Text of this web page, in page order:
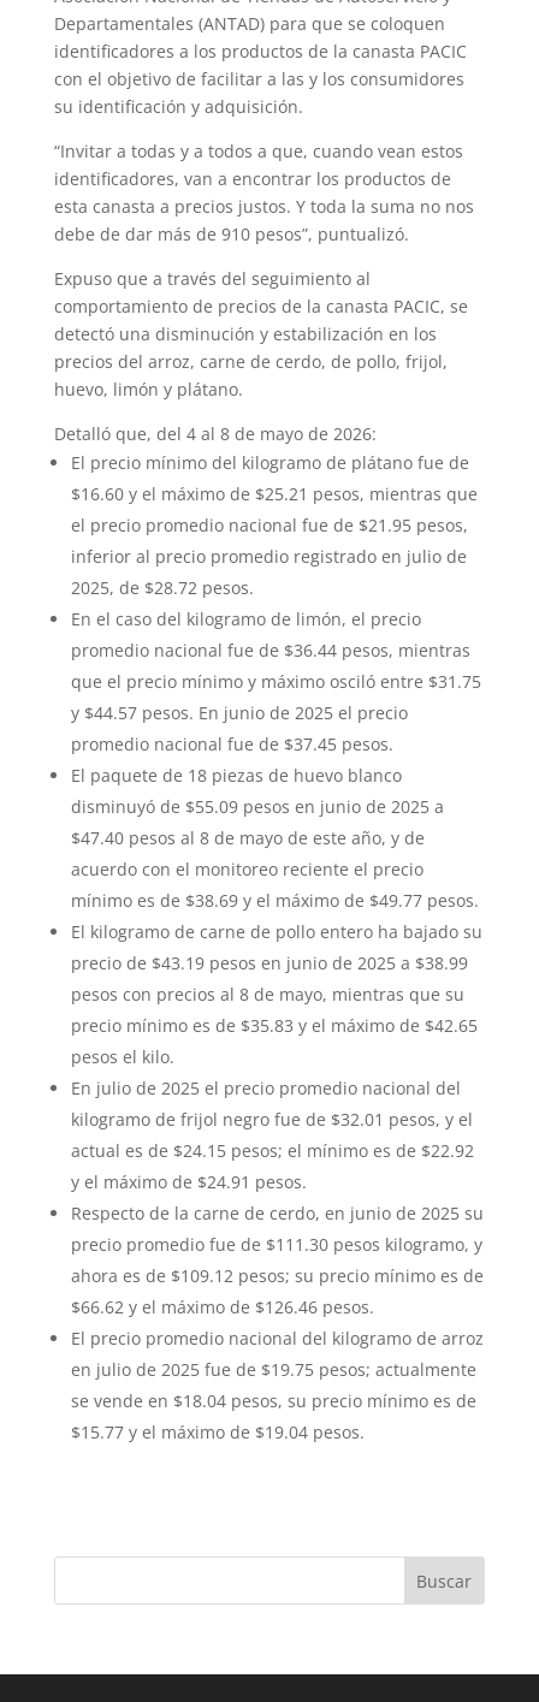
Departamentales (ANTAD) para que se coloquen
identificadores a los productos de la canasta PACIC
con el objetivo de facilitar a las y los consumidores
su identificación y adquisición.
“Invitar a todas y a todos a que, cuando vean estos
identificadores, van a encontrar los productos de
esta canasta a precios justos. Y toda la suma no nos
debe de dar más de 910 pesos”, puntualizó.
Expuso que a través del seguimiento al
comportamiento de precios de la canasta PACIC, se
detectó una disminución y estabilización en los
precios del arroz, carne de cerdo, de pollo, frijol,
huevo, limón y plátano.
Detalló que, del 4 al 8 de mayo de 2026:
El precio mínimo del kilogramo de plátano fue de
$16.60 y el máximo de $25.21 pesos, mientras que
el precio promedio nacional fue de $21.95 pesos,
inferior al precio promedio registrado en julio de
2025, de $28.72 pesos.
En el caso del kilogramo de limón, el precio
promedio nacional fue de $36.44 pesos, mientras
que el precio mínimo y máximo osciló entre $31.75
y $44.57 pesos. En junio de 2025 el precio
promedio nacional fue de $37.45 pesos.
El paquete de 18 piezas de huevo blanco
disminuyó de $55.09 pesos en junio de 2025 a
$47.40 pesos al 8 de mayo de este año, y de
acuerdo con el monitoreo reciente el precio
mínimo es de $38.69 y el máximo de $49.77 pesos.
El kilogramo de carne de pollo entero ha bajado su
precio de $43.19 pesos en junio de 2025 a $38.99
pesos con precios al 8 de mayo, mientras que su
precio mínimo es de $35.83 y el máximo de $42.65
pesos el kilo.
En julio de 2025 el precio promedio nacional del
kilogramo de frijol negro fue de $32.01 pesos, y el
actual es de $24.15 pesos; el mínimo es de $22.92
y el máximo de $24.91 pesos.
Respecto de la carne de cerdo, en junio de 2025 su
precio promedio fue de $111.30 pesos kilogramo, y
ahora es de $109.12 pesos; su precio mínimo es de
$66.62 y el máximo de $126.46 pesos.
El precio promedio nacional del kilogramo de arroz
en julio de 2025 fue de $19.75 pesos; actualmente
se vende en $18.04 pesos, su precio mínimo es de
$15.77 y el máximo de $19.04 pesos.
Buscar